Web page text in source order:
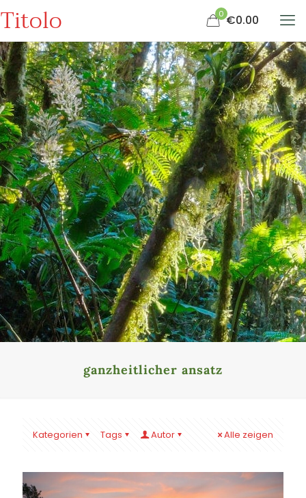
Titolo 0 €0.00
ganzheitlicher ansatz
Kategorien Tags Autor Alle zeigen